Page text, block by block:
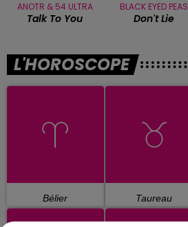
ANOTR & 54 ULTRA
Talk To You
BLACK EYED PEAS
Don't Lie
L'HOROSCOPE
Bélier Taureau